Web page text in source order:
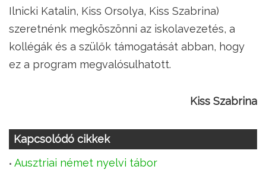
Ilnicki Katalin, Kiss Orsolya, Kiss Szabrina)
szeretnénk megköszönni az iskolavezetés, a
kollégák és a szülők támogatását abban, hogy
ez a program megvalósulhatott.
Kiss Szabrina
Kapcsolódó cikkek
Ausztriai német nyelvi tábor